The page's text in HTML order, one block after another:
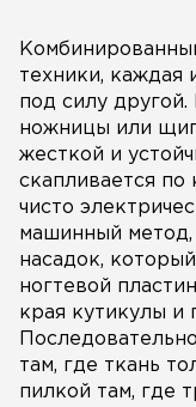
техники, каждая
под силу
ножницы или
жесткой и
скапливается по
чисто
машинный
насадок,
ногтевой
края кутикулы и
там, где ткань
пилкой там, где